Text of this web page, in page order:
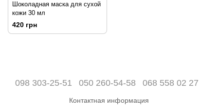
Шоколадная маска для сухой
кожи 30 мл
420 грн
098 303-25-51 050 260-54-58 068 558 02 27
Контактная информация